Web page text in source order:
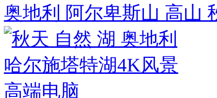
奥地利 阿尔卑斯山 高山